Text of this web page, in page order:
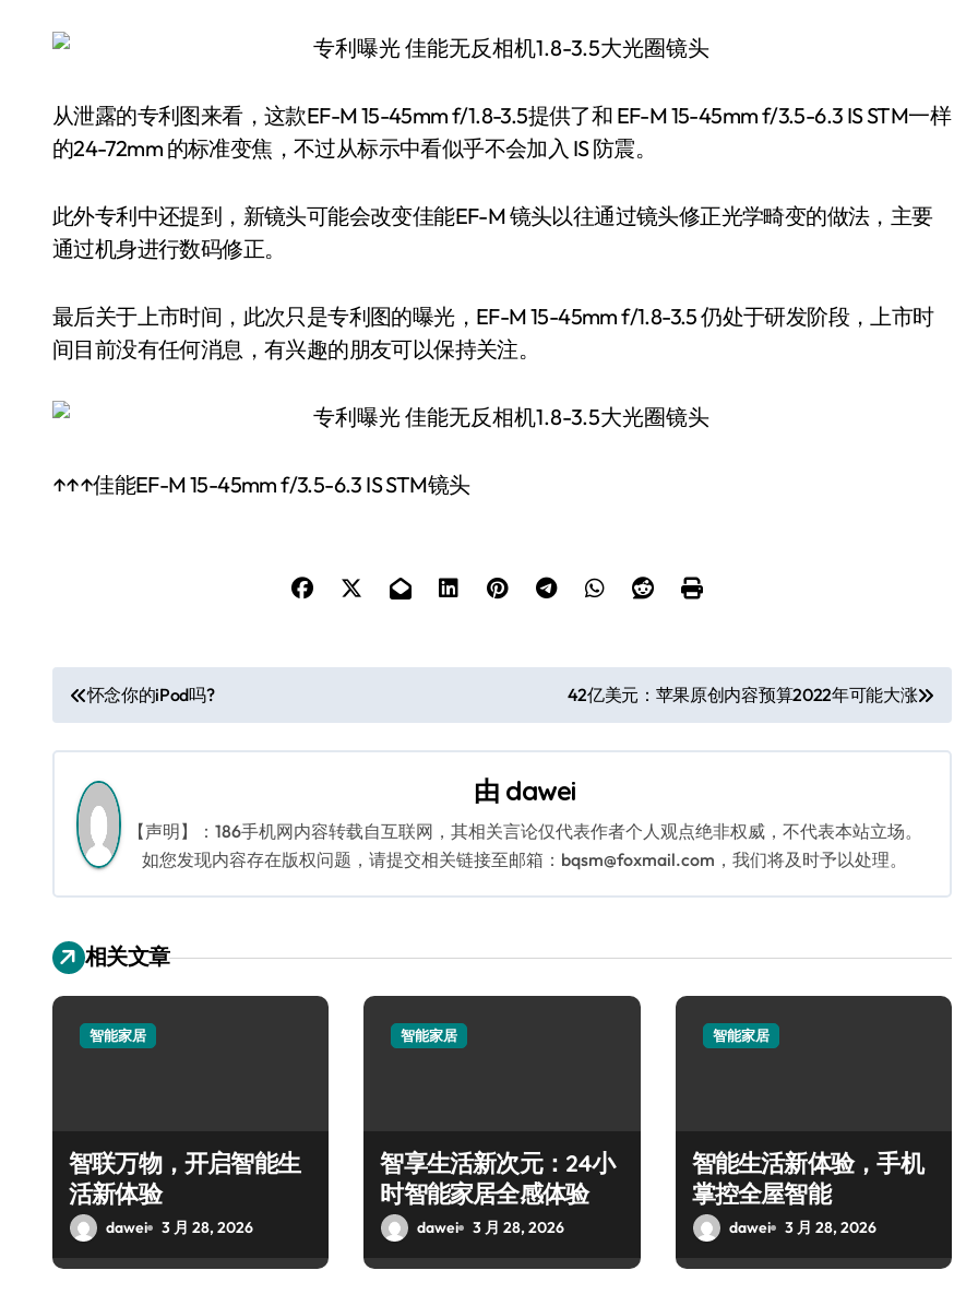
从泄露的专利图来看，这款EF-M 15-45mm f/1.8-3.5提供了和 EF-M 15-45mm f/3.5-6.3 IS STM一样
的24-72mm 的标准变焦，不过从标示中看似乎不会加入 IS 防震。
此外专利中还提到，新镜头可能会改变佳能EF-M 镜头以往通过镜头修正光学畸变的做法，主要
通过机身进行数码修正。
最后关于上市时间，此次只是专利图的曝光，EF-M 15-45mm f/1.8-3.5 仍处于研发阶段，上市时
间目前没有任何消息，有兴趣的朋友可以保持关注。
↑↑↑佳能EF-M 15-45mm f/3.5-6.3 IS STM镜头
文
章
导
航
怀念你的iPod吗? 42亿美元：苹果原创内容预算2022年可能大涨
由 dawei
【声明】：186手机网内容转载自互联网，其相关言论仅代表作者个人观点绝非权威，不代表本站立场。
如您发现内容存在版权问题，请提交相关链接至邮箱：bqsm@foxmail.com，我们将及时予以处理。
相关文章
智能家居
智联万物，开启智能生
活新体验
dawei 3 月 28, 2026
智能家居
智享生活新次元：24小
时智能家居全感体验
dawei 3 月 28, 2026
智能家居
智能生活新体验，手机
掌控全屋智能
dawei 3 月 28, 2026